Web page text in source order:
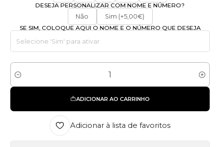
DESEJA PERSONALIZAR COM NOME E NÚMERO?
Não
Sim (+5,00€)
SE SIM, COLOQUE AQUI O NOME E O NÚMERO QUE DESEJA
Quantidade
ADICIONAR AO CARRINHO
Adicionar à lista de favoritos